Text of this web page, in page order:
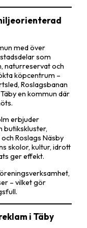
med över
som
naturreservat och
köpcentrum –
Roslagsbanan
en kommun där
erbjuder
butikskluster,
Roslags Näsby
skolor, kultur, idrott
ger effekt.
– vilket gör
i Täby